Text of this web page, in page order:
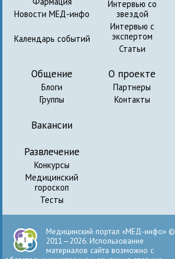
Новости МЕД-инфо
Календарь событий
Интервью со
звездой
Интервью с
экспертом
Статьи
Общение
Блоги
Группы
Вакансии
Развлечение
Конкурсы
Медицинский
гороскоп
Тесты
О проекте
Партнеры
Контакты
Медицинский портал «МЕД-инфо» ©
2011—2026. Использование
материалов сайта возможно с